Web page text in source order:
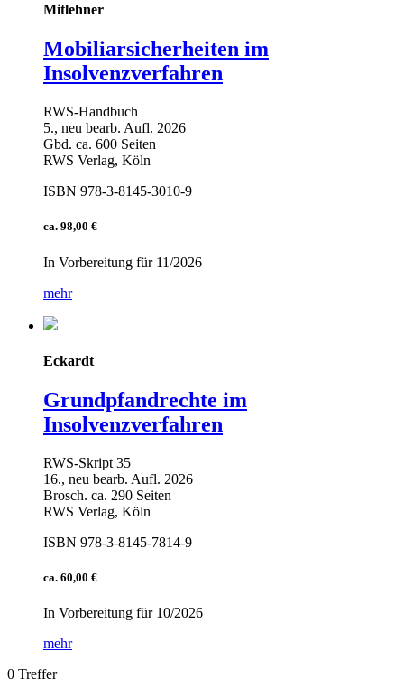
Mitlehner
Mobiliarsicherheiten im
Insolvenzverfahren
RWS-Handbuch
5., neu bearb. Aufl. 2026
Gbd. ca. 600 Seiten
RWS Verlag, Köln
ISBN 978-3-8145-3010-9
ca. 98,00 €
In Vorbereitung für 11/2026
mehr
Eckardt
Grundpfandrechte im
Insolvenzverfahren
RWS-Skript 35
16., neu bearb. Aufl. 2026
Brosch. ca. 290 Seiten
RWS Verlag, Köln
ISBN 978-3-8145-7814-9
ca. 60,00 €
In Vorbereitung für 10/2026
mehr
0 Treffer